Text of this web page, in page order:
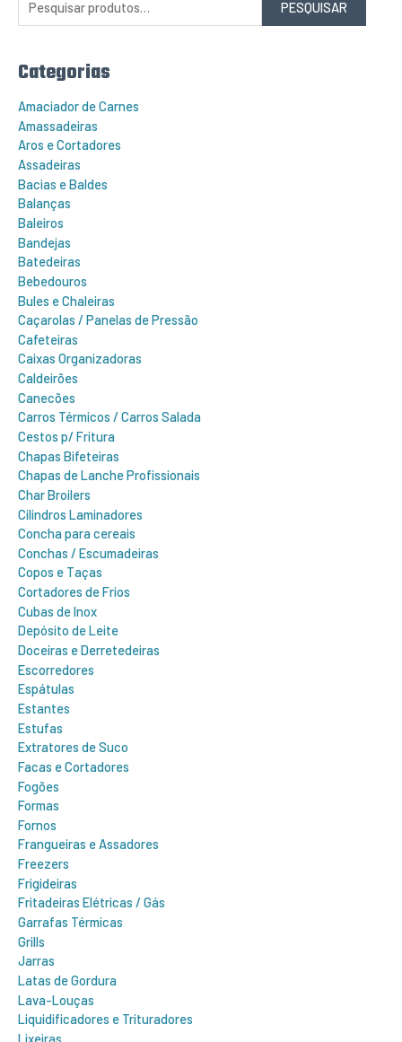
p
o
:
PESQUISAR
Categorias
Amaciador de Carnes
Amassadeiras
Aros e Cortadores
Assadeiras
Bacias e Baldes
Balanças
Baleiros
Bandejas
Batedeiras
Bebedouros
Bules e Chaleiras
Caçarolas / Panelas de Pressão
Cafeteiras
Caixas Organizadoras
Caldeirões
Canecões
Carros Térmicos / Carros Salada
Cestos p/ Fritura
Chapas Bifeteiras
Chapas de Lanche Profissionais
Char Broilers
Cilindros Laminadores
Concha para cereais
Conchas / Escumadeiras
Copos e Taças
Cortadores de Frios
Cubas de Inox
Depósito de Leite
Doceiras e Derretedeiras
Escorredores
Espátulas
Estantes
Estufas
Extratores de Suco
Facas e Cortadores
Fogões
Formas
Fornos
Frangueiras e Assadores
Freezers
Frigideiras
Fritadeiras Elétricas / Gás
Garrafas Térmicas
Grills
Jarras
Latas de Gordura
Lava-Louças
Liquidificadores e Trituradores
Lixeiras